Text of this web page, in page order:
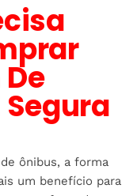
Segura
ônibus, a forma
um benefício para